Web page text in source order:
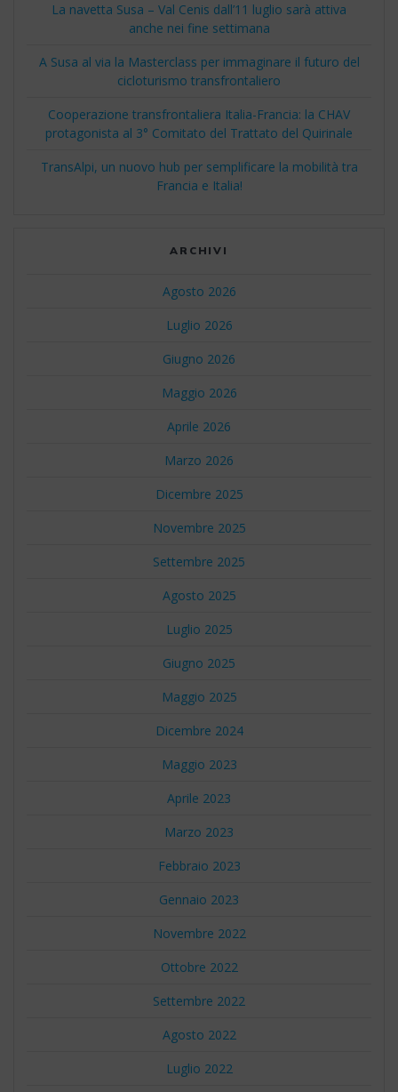
La navetta Susa – Val Cenis dall’11 luglio sarà attiva
anche nei fine settimana
A Susa al via la Masterclass per immaginare il futuro del
cicloturismo transfrontaliero
Cooperazione transfrontaliera Italia-Francia: la CHAV
protagonista al 3° Comitato del Trattato del Quirinale
TransAlpi, un nuovo hub per semplificare la mobilità tra
Francia e Italia!
ARCHIVI
Agosto 2026
Luglio 2026
Giugno 2026
Maggio 2026
Aprile 2026
Marzo 2026
Dicembre 2025
Novembre 2025
Settembre 2025
Agosto 2025
Luglio 2025
Giugno 2025
Maggio 2025
Dicembre 2024
Maggio 2023
Aprile 2023
Marzo 2023
Febbraio 2023
Gennaio 2023
Novembre 2022
Ottobre 2022
Settembre 2022
Agosto 2022
Luglio 2022